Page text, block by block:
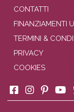
CONTATTI
FINANZIAMENTI
TERMINI &
PRIVACY
COOKIES